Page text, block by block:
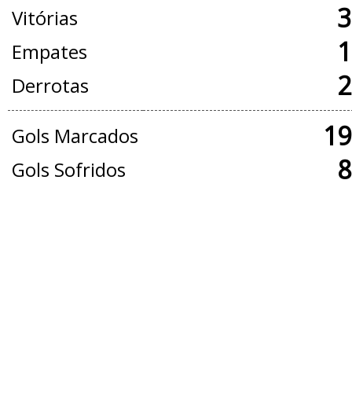
Vitórias
Empates
Derrotas
Gols Marcados
Gols Sofridos